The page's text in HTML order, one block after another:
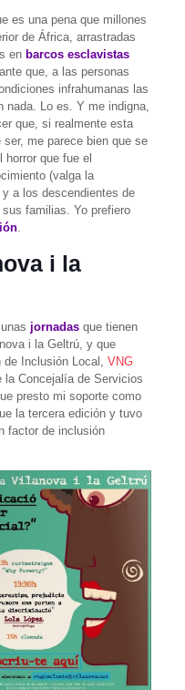
es una pena que millones
de África, arrastradas
en barcos esclavistas
que, a las personas
infrahumanas las
Lo es. Y me indigna,
que, si realmente esta
me parece bien que se
horror que fue el
(valga la
a los descendientes de
familias. Yo prefiero
.
i la
jornadasque tienen
i la Geltrú, y que
Inclusión Local, VNG
la Concejalía de Servicios
presto mi soporte como
la tercera edición y tuvo
factor de inclusión